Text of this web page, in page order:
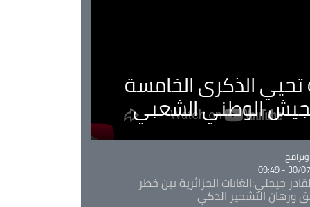
تحيي الذكرى الخامسة
الوطني الشعبي
30/07/
جيجلي:الغابات الجزائرية بين خطر
ورهان التشجير الذكي